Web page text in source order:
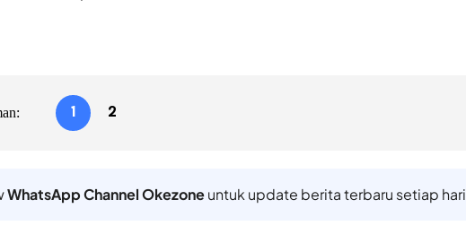
1 2
WhatsApp Channel Okezoneuntuk update berita terbaru setiap hari